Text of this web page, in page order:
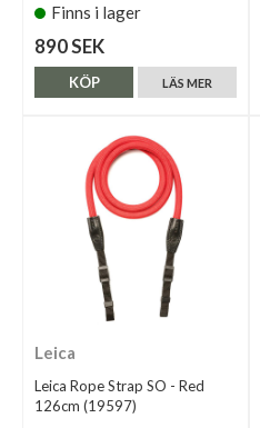
Finns i lager
890 SEK
LÄS MER
KÖP
Leica
Leica Rope Strap SO - Red
126cm (19597)